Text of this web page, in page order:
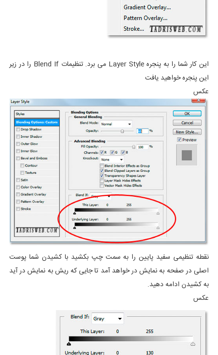
این کار شما را به پنجره Layer Style می برد. تنظیمات Blend If را در زیر
این پنجره خواهید یافت
عکس
نقطه تنظیمی سفید پایین را به سمت چپ بکشید با کشیدن شما پوست
اصلی در صفحه به نمایش در خواهد آمد تا جایی که ریش به نمایش در آید
به کشیدن ادامه دهید.
عکس